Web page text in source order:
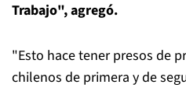
Trabajo", agregó.
"Esto hace tener presos de
chilenos de primera y de